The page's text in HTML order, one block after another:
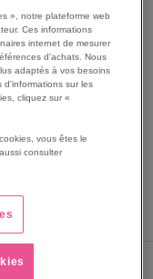
Bornes grâce à
en
bornes.
», notre plateforme web
Ces informations
internet de mesurer
d'achats. Nous
adaptés à vos besoins
d'informations sur les
cliquez sur «
vous êtes le
consulter